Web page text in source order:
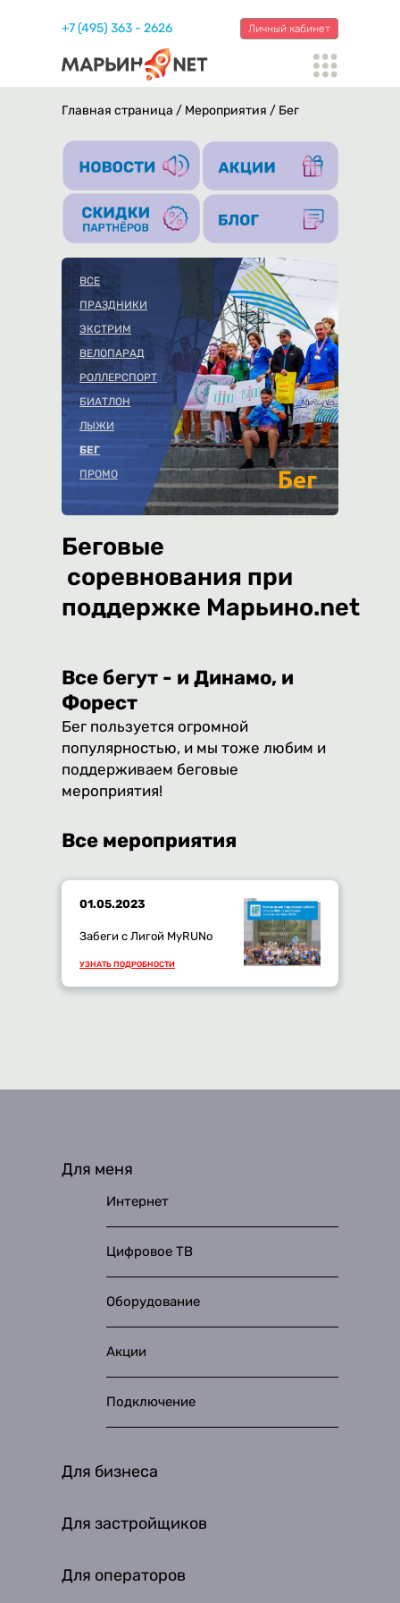
+7 (495) 363 - 2626 Личный кабинет
Главная страница / Мероприятия / Бег
ВСЕ
ПРАЗДНИКИ
ЭКСТРИМ
ВЕЛОПАРАД
РОЛЛЕРСПОРТ
БИАТЛОН
ЛЫЖИ
БЕГ
ПРОМО
Беговые
соревнования при
поддержке Марьино.net
Все бегут - и Динамо, и
Форест
Бег пользуется огромной
популярностью, и мы тоже любим и
поддерживаем беговые
мероприятия!
Все мероприятия
01.05.2023
Забеги с Лигой MyRUNo
УЗНАТЬ ПОДРОБНОСТИ
Для меня
Интернет
Цифровое ТВ
Оборудование
Акции
Подключение
Для бизнеса
Для застройщиков
Для операторов